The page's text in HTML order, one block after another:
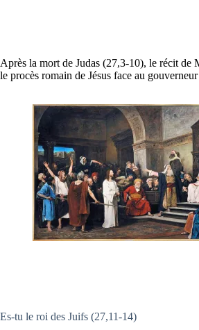
Après la mort de Judas (27,3-10), le récit de
le procès romain de Jésus face au
Es-tu le roi des Juifs (27,11-14)